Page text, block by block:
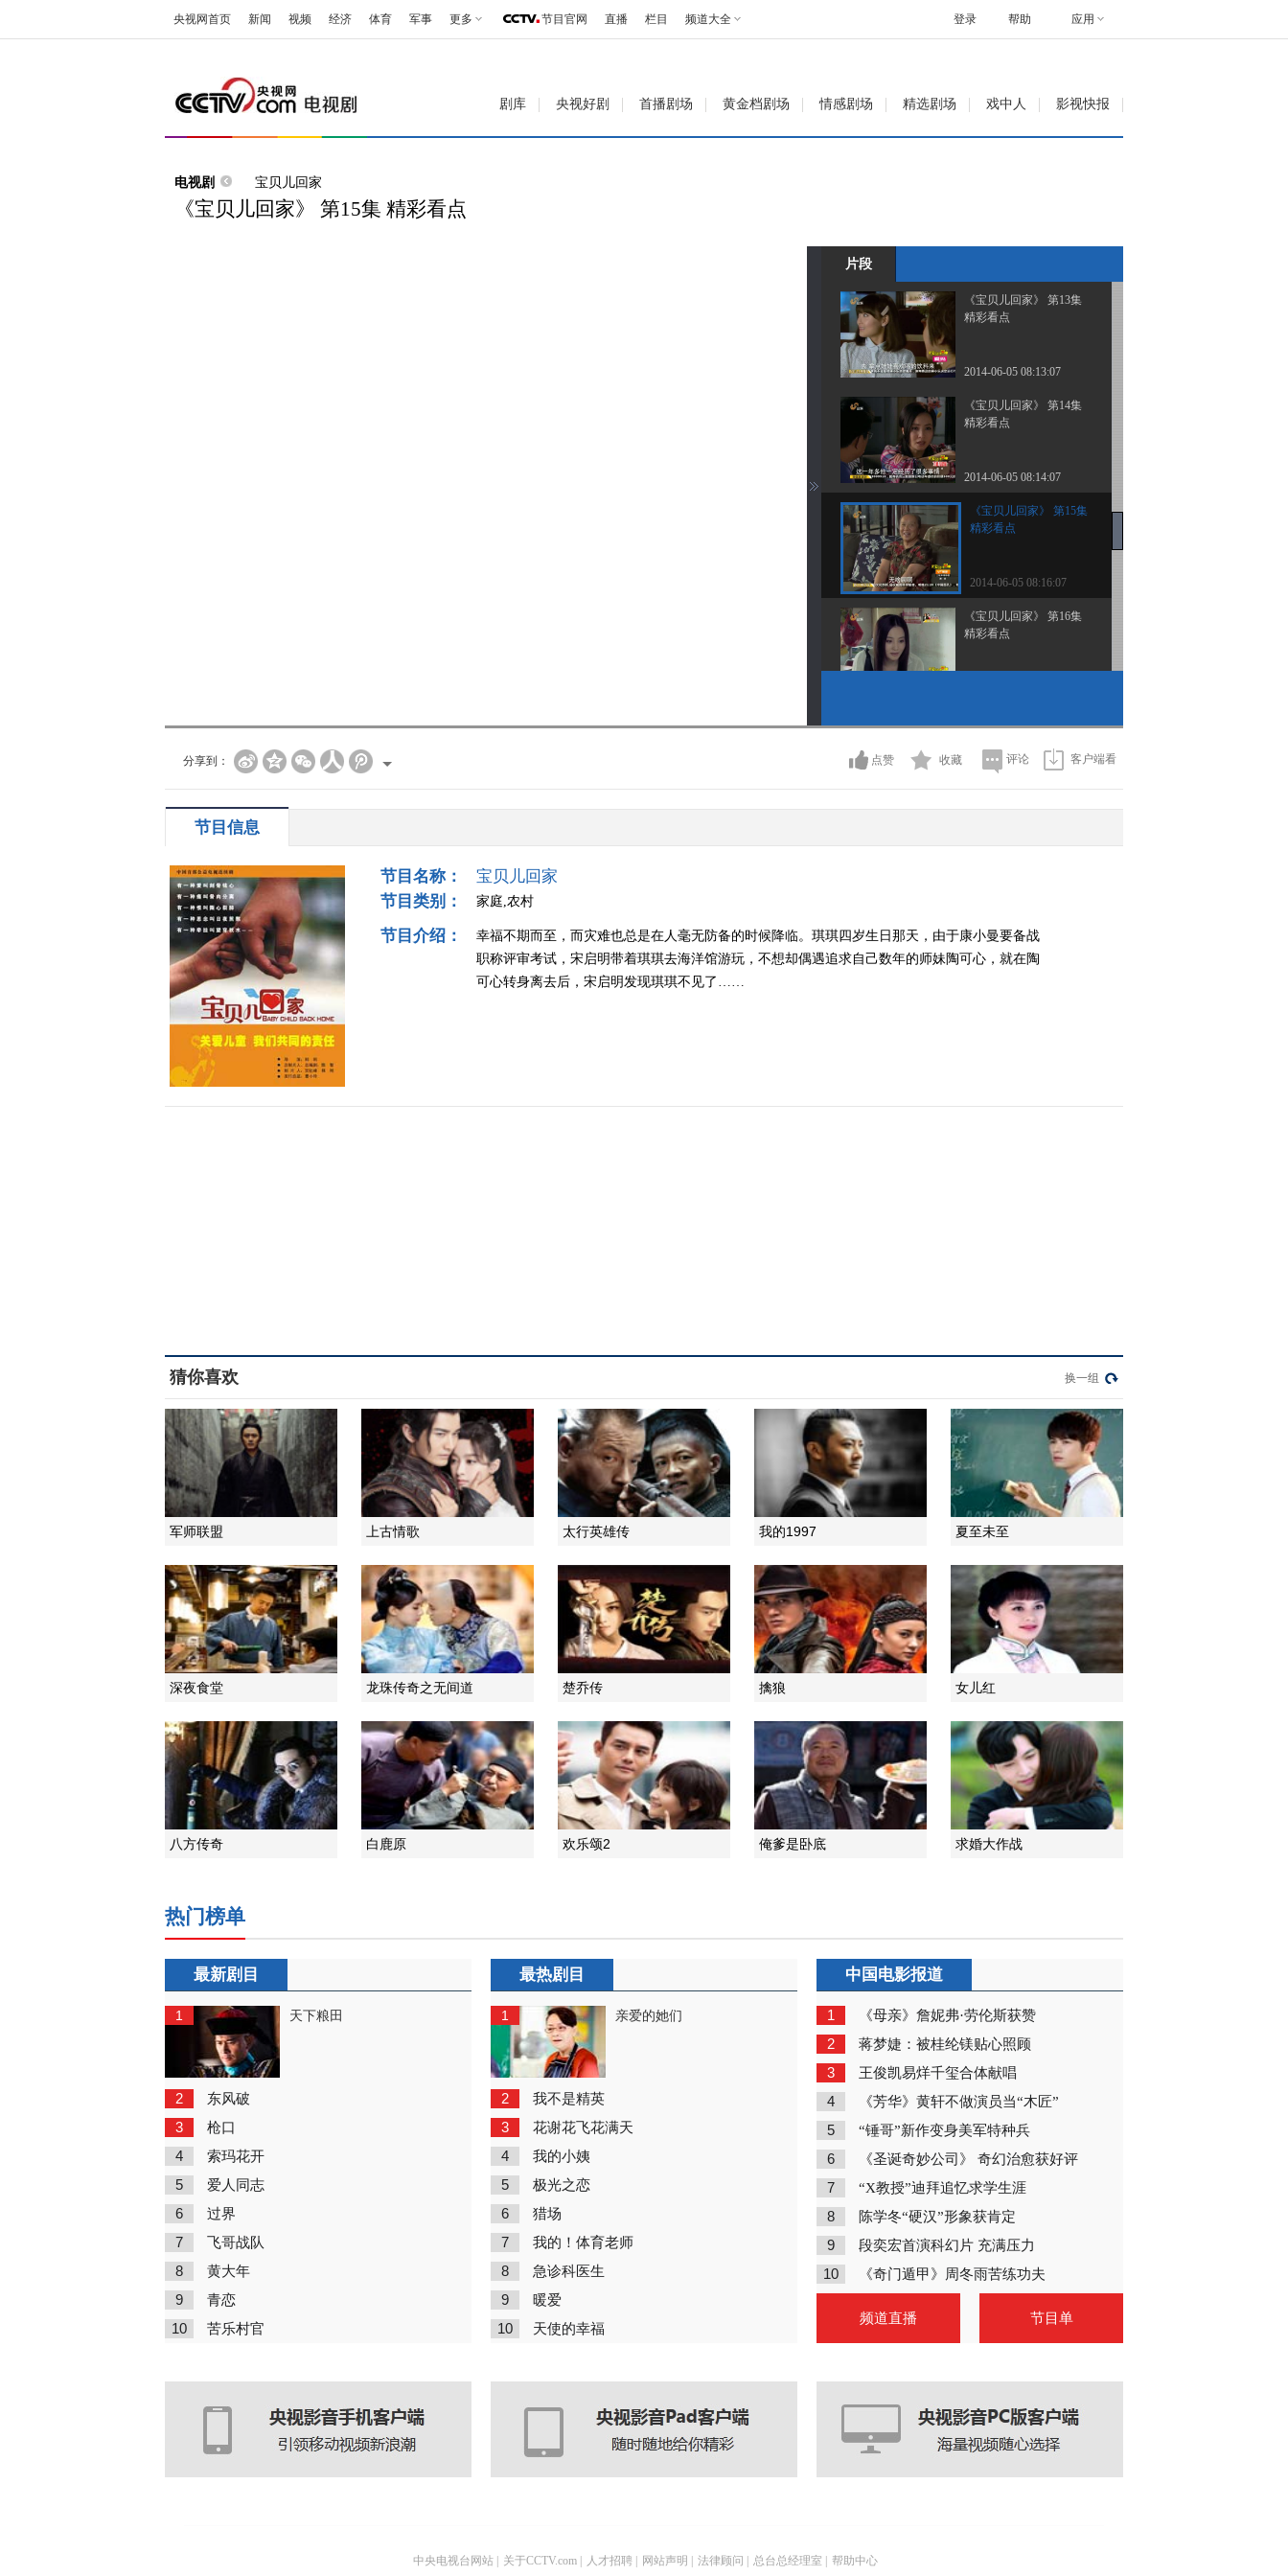
央视网首页 新闻 视频 经济 体育 军事 更多 节目官网 直播 栏目 频道大全 帮助 应用
登录
剧库 央视好剧 首播剧场 黄金档剧场 情感剧场 精选剧场 戏中人 影视快报
电视剧 宝贝儿回家
《宝贝儿回家》 第15集 精彩看点
片段
精彩看点
《宝贝儿回家》 第13集
精彩看点
2014-06-05 08:13:07
《宝贝儿回家》 第14集
精彩看点
2014-06-05 08:14:07
《宝贝儿回家》 第15集
精彩看点
2014-06-05 08:16:07
《宝贝儿回家》 第16集
精彩看点
2014-06-07 07:16:06
精彩看点
《宝贝儿回家》 第19集
精彩看点
2014-06-07 07:28:07
《宝贝儿回家》 第23集
2014-06-07 22:26:16
《宝贝儿回家》 第24集
精彩看点
2014-06-09 13:57:49
《宝贝儿回家》 第25集
精彩看点
2014-06-09 13:57:52
《宝贝儿回家》 第26集
精彩看点
2014-06-09 13:57:50
《宝贝儿回家》 第27集
精彩看点
2014-06-09 22:12:27
《宝贝儿回家》 第30集
精彩看点
2014-06-11 05:27:24
《宝贝儿回家》 第31集
精彩看点
2014-06-11 05:27:21
《宝贝儿回家》 片头曲
2014-06-11 05:45:09
分享到： 点赞 收藏 评论 客户端看
节目信息
节目名称：
宝贝儿回家
节目类别：
家庭,农村
节目介绍：
幸福不期而至，而灾难也总是在人毫无防备的时候降临。琪琪四岁生日那天，由于康小曼要备战
职称评审考试，宋启明带着琪琪去海洋馆游玩，不想却偶遇追求自己数年的师妹陶可心，就在陶
可心转身离去后，宋启明发现琪琪不见了……
猜你喜欢 换一组
军师联盟 上古情歌 太行英雄传 我的1997 夏至未至
深夜食堂 龙珠传奇之无间道 楚乔传 擒狼 女儿红
八方传奇 白鹿原 欢乐颂2 俺爹是卧底 求婚大作战
热门榜单
最新剧目
1 天下粮田
2 东风破
3 枪口
4 索玛花开
5 爱人同志
6 过界
7 飞哥战队
8 黄大年
9 青恋
10 苦乐村官
最热剧目
1 亲爱的她们
2 我不是精英
3 花谢花飞花满天
4 我的小姨
5 极光之恋
6 猎场
7 我的！体育老师
8 急诊科医生
9 暖爱
10 天使的幸福
中国电影报道
1 《母亲》詹妮弗·劳伦斯获赞
2 蒋梦婕：被桂纶镁贴心照顾
3 王俊凯易烊千玺合体献唱
4 《芳华》黄轩不做演员当“木匠”
5 “锤哥”新作变身美军特种兵
6 《圣诞奇妙公司》 奇幻治愈获好评
7 “X教授”迪拜追忆求学生涯
8 陈学冬“硬汉”形象获肯定
9 段奕宏首演科幻片 充满压力
10 《奇门遁甲》周冬雨苦练功夫
频道直播 节目单
中央电视台网站 关于CCTV.com 人才招聘 网站声明 法律顾问 总台总经理室 帮助中心